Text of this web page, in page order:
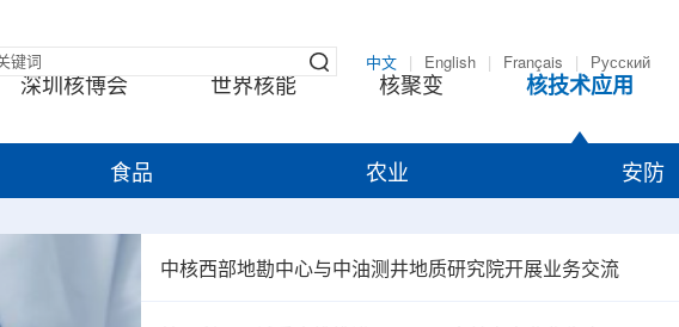
中文 English Français Русский
深圳核博会 世界核能 核聚变 核技术应用
食品 农业 安防
中核西部地勘中心与中油测井地质研究院开展业务交流